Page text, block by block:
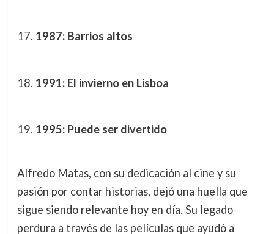
1987: Barrios altos
1991: El invierno en Lisboa
1995: Puede ser divertido
Alfredo Matas, con su dedicación al cine y su
pasión por contar historias, dejó una huella que
sigue siendo relevante hoy en día. Su legado
perdura a través de las películas que ayudó a